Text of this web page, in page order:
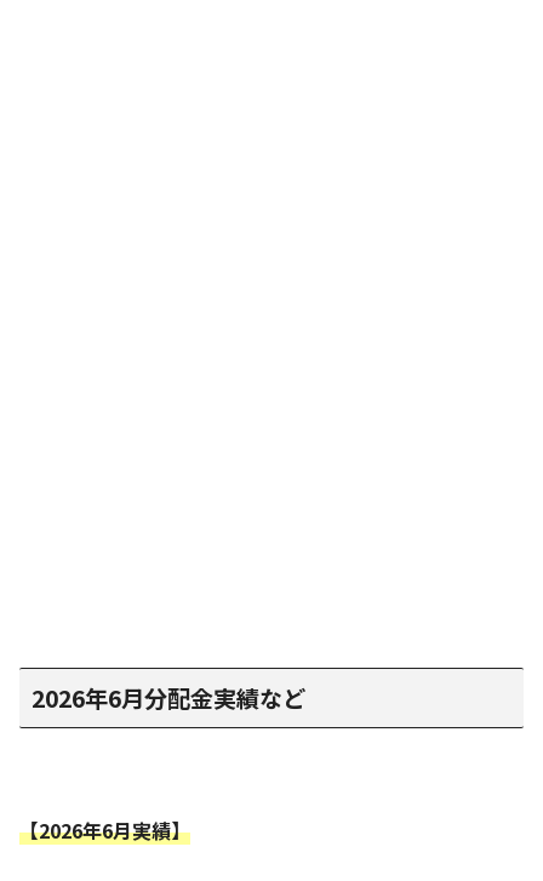
2026年6月分配金実績など
【2026年6月実績】